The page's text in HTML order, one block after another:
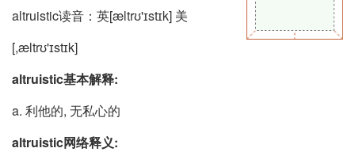
altruistic读音：英[æltrʊ'ɪstɪk] 美
[,æltrʊ'ɪstɪk]
altruistic基本解释:
a. 利他的, 无私心的
altruistic网络释义: